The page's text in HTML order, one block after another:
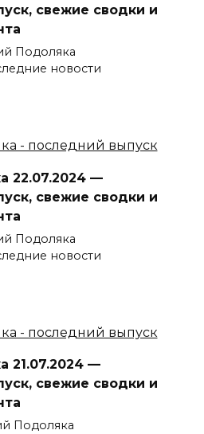
свежие сводки и
Подоляка
новости
22.07.2024 —
свежие сводки и
Подоляка
новости
21.07.2024 —
свежие сводки и
Подоляка